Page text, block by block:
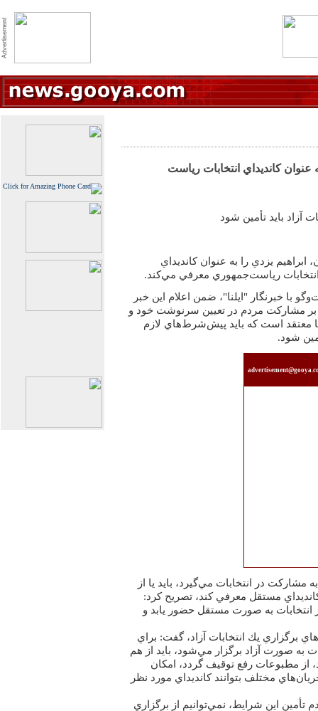
كانديداي انتخابات رياست
آزاد بايد تأمين شود
يزدي را به عنوان كانديداي
رياست‌‏جمهوري معرفي مي‌‏كند.
با خبرنگار "ايلنا"، ضمن اعلام اين خبر
مشاركت مردم در تعيين سرنوشت خود و
معتقد است كه بايد پيش‌‏شرط‌‏هاي لازم
شود.
مشاركت در انتخابات مي‌‏گيرد، بايد يا از
مستقل معرفي كند، تصريح كرد:
انتخابات به صورت مستقل حضور يابد و
برگزاري يك انتخابات آزاد، گفت: براي
به صورت آزاد برگزار مي‌‏شود، بايد از هم
از مطبوعات رفع توقيف گردد، امكان
مختلف بتوانند كانديداي مورد نظر
اين شرايط، نمي‌‏توانيم از برگزاري